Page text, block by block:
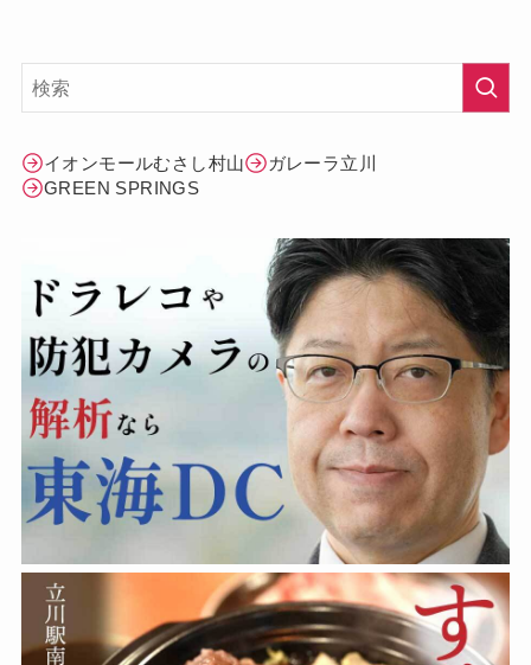
イオンモールむさし村山
ガレーラ立川
GREEN SPRINGS